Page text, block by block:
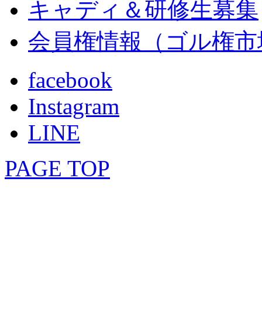
キャディ＆研修生募集
会員権情報（ゴル権
facebook
Instagram
LINE
PAGE TOP